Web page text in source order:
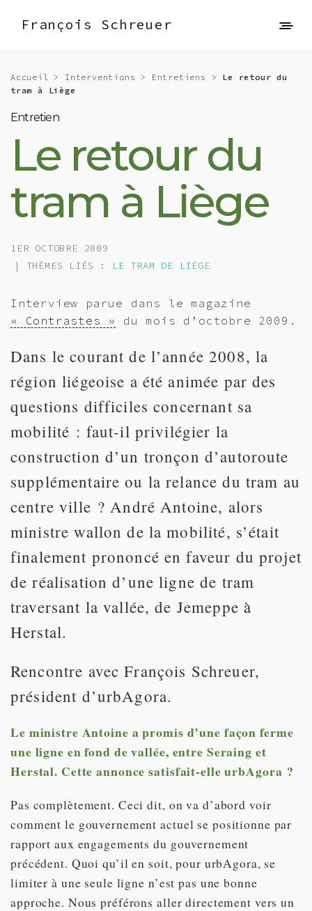
François Schreuer
Accueil > Interventions > Entretiens > Le retour du
tram à Liège
Entretien
Le retour du
tram à Liège
1ER OCTOBRE 2009
| THÈMES LIÉS :
LE TRAM DE LIÈGE
Interview parue dans le magazine
« Contrastes »
du mois d’octobre 2009.
Dans le courant de l’année 2008, la
région liégeoise a été animée par des
questions difficiles concernant sa
mobilité : faut-il privilégier la
construction d’un tronçon d’autoroute
supplémentaire ou la relance du tram au
centre ville ? André Antoine, alors
ministre wallon de la mobilité, s’était
finalement prononcé en faveur du projet
de réalisation d’une ligne de tram
traversant la vallée, de Jemeppe à
Herstal.
Rencontre avec François Schreuer,
président d’urbAgora.
Le ministre Antoine a promis d’une façon ferme
une ligne en fond de vallée, entre Seraing et
Herstal. Cette annonce satisfait-elle urbAgora ?
Pas complètement. Ceci dit, on va d’abord voir
comment le gouvernement actuel se positionne par
rapport aux engagements du gouvernement
précédent. Quoi qu’il en soit, pour urbAgora, se
limiter à une seule ligne n’est pas une bonne
approche. Nous préférons aller directement vers un